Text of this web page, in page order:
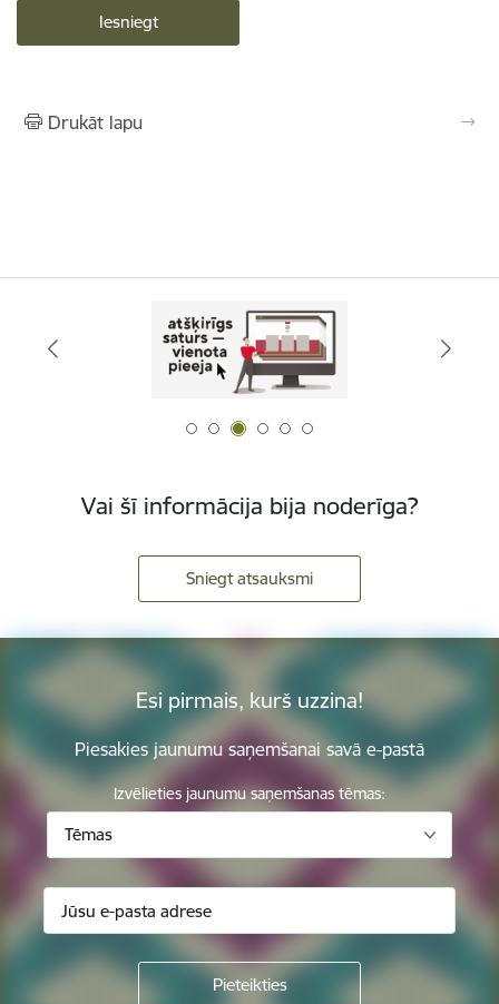
Drukāt lapu
Vai šī informācija bija noderīga?
Sniegt atsauksmi
Esi pirmais, kurš uzzina!
Piesakies jaunumu saņemšanai savā e-pastā
Izvēlieties jaunumu saņemšanas tēmas:
Tēmas